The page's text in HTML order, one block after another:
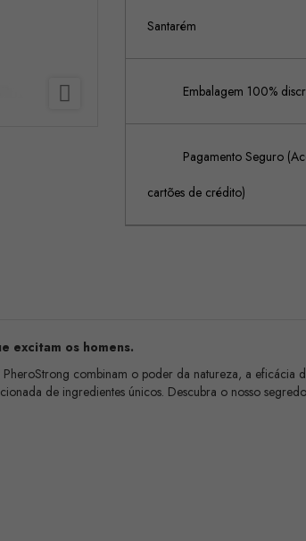

Santarém
Embalagem 100%
Pagamento Seguro
cartões de crédito)
excitam os homens.
combinam o poder da natureza, a
de ingredientes únicos. Descubra o nosso